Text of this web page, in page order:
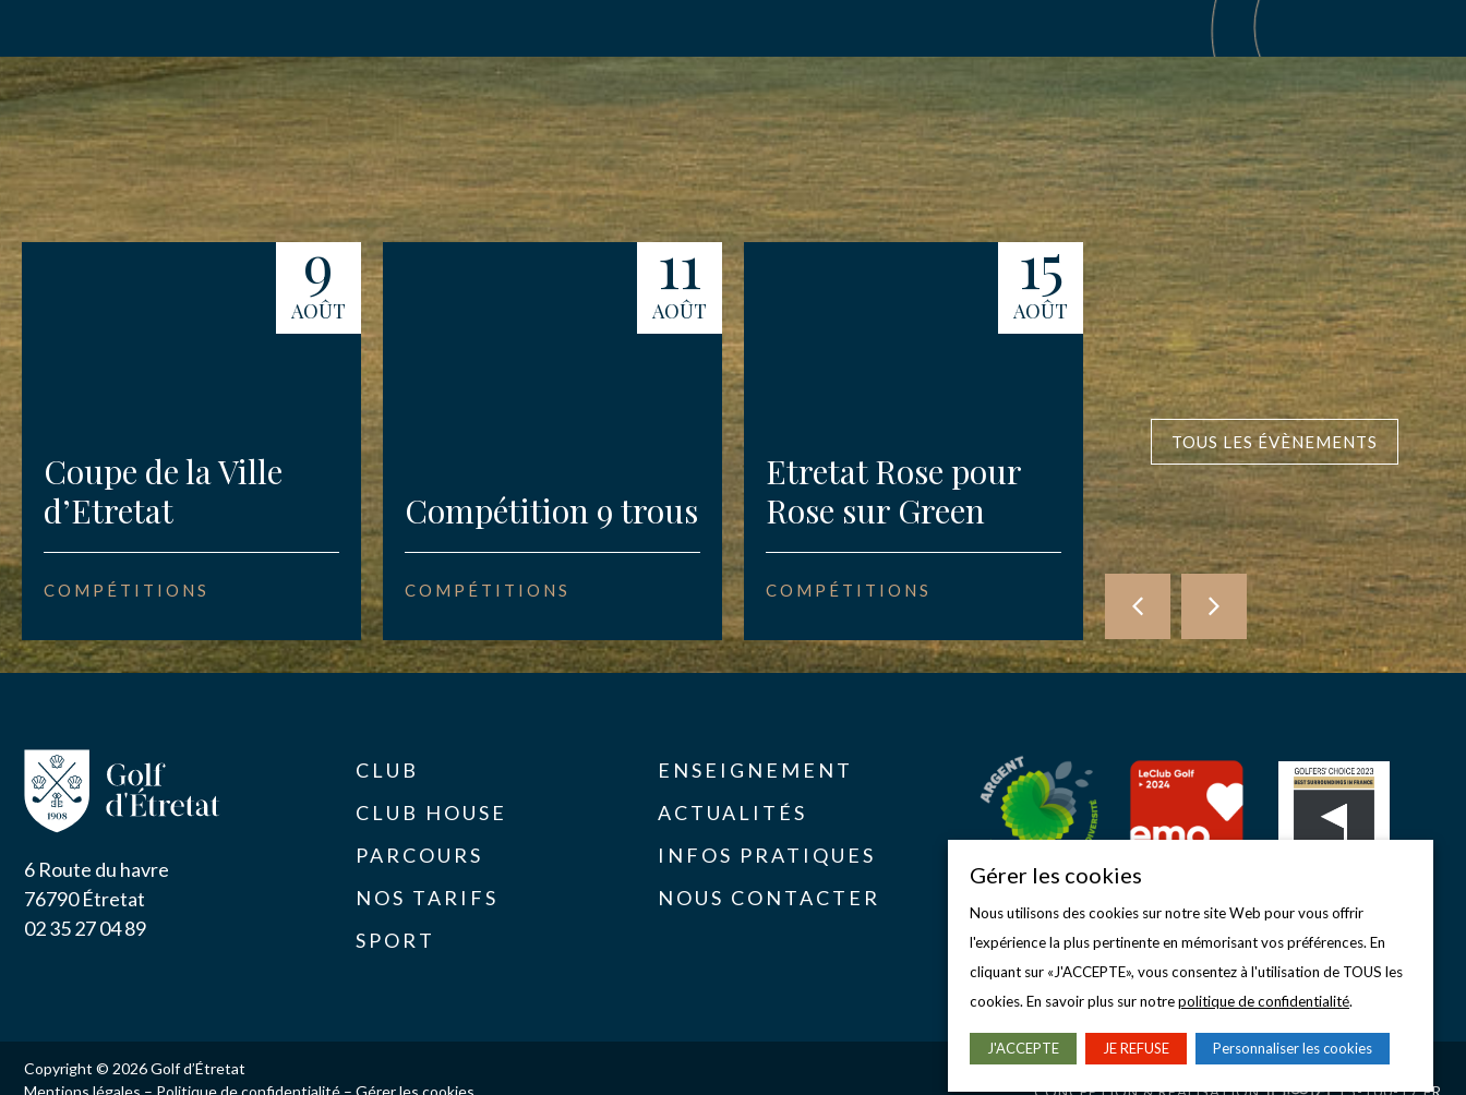
9
AOÛT
Coupe de la Ville
d’Etretat
COMPÉTITIONS
11
AOÛT
Compétition 9 trous
COMPÉTITIONS
15
AOÛT
Etretat Rose pour
Rose sur Green
COMPÉTITIONS
16
AOÛT
Compétition des
Amis d’Etretat
COMPÉTITIONS
TOUS LES ÉVÈNEMENTS
6 Route du havre
76790 Étretat
02 35 27 04 89
CLUB
CLUB HOUSE
PARCOURS
NOS TARIFS
SPORT
ENSEIGNEMENT
ACTUALITÉS
INFOS PRATIQUES
NOUS CONTACTER
Copyright © 2026 Golf d’Étretat
Mentions légales – Politique de confidentialité – Gérer les cookies CONCEPTION & RÉALISATION 15-100-17.FR
Gérer les cookies
Nous utilisons des cookies sur notre site Web pour vous offrir
l'expérience la plus pertinente en mémorisant vos préférences. En
cliquant sur «J'ACCEPTE», vous consentez à l'utilisation de TOUS les
cookies. En savoir plus sur notrepolitique de confidentialité.
J'ACCEPTE JE REFUSE Personnaliser les cookies